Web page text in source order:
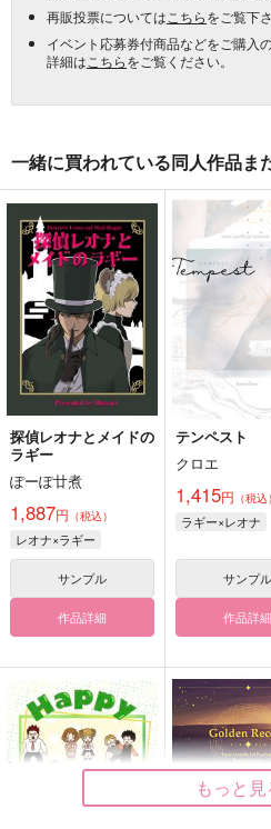
再販投票については こちらをご覧下さ
イベント応募券付商品などをご購入
詳細は こちらをご覧ください。
一緒に買われている同人作品ま
探偵レオナとメイドの
ラギー
ぽーぽ廿煮
1,887円 （税込）
レオナ×ラギー
サンプル
作品詳細
テンペスト
クロエ
1,415円 （税込）
ラギー×レオナ
サンプル
作品詳細
もっと見